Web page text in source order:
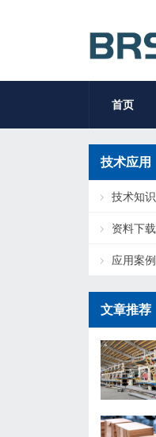
首页
技术应用
技术知识
资料下载
应用案例
文章推荐